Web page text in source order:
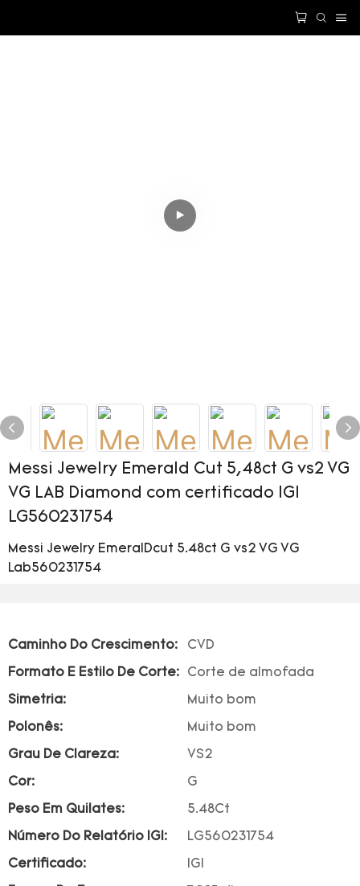
Messi Jewelry Emerald Cut 5,48ct G vs2 VG
VG LAB Diamond com certificado IGI
LG560231754
Messi Jewelry EmeralDcut 5.48ct G vs2 VG VG
Lab560231754
Caminho Do Crescimento: CVD
Formato E Estilo De Corte: Corte de almofada
Simetria: Muito bom
Polonês: Muito bom
Grau De Clareza: VS2
Cor: G
Peso Em Quilates: 5.48Ct
Número Do Relatório IGI: LG560231754
Certificado: IGI